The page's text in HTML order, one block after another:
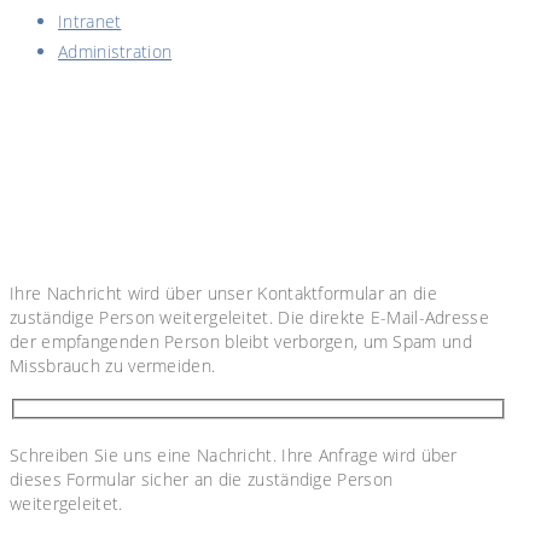
Intranet
Administration
Ihre Nachricht wird über unser Kontaktformular an die
zuständige Person weitergeleitet. Die direkte E-Mail-Adresse
der empfangenden Person bleibt verborgen, um Spam und
Missbrauch zu vermeiden.
Schreiben Sie uns eine Nachricht. Ihre Anfrage wird über
dieses Formular sicher an die zuständige Person
weitergeleitet.